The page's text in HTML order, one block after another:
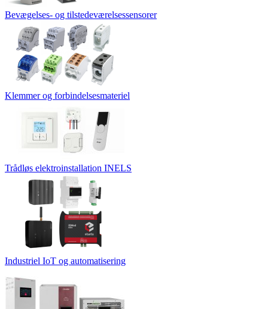
Bevægelses- og tilstedeværelsessensorer
Klemmer og forbindelsesmateriel
Trådløs elektroinstallation INELS
Industriel IoT og automatisering